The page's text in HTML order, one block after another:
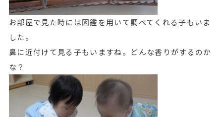
お部屋で見た時には図鑑を用いて調べてくれる子もいま
した。
鼻に近付けて見る子もいますね。どんな香りがするのか
な？